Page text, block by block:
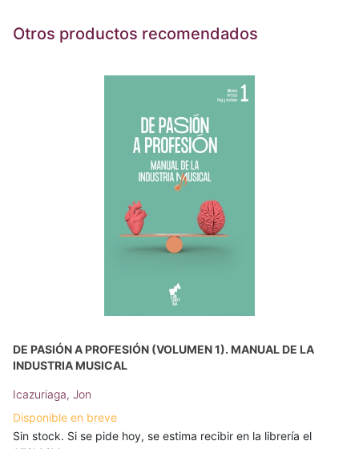
Otros productos recomendados
DE PASIÓN A PROFESIÓN (VOLUMEN 1). MANUAL DE LA
INDUSTRIA MUSICAL
Icazuriaga, Jon
Disponible en breve
Sin stock. Si se pide hoy, se estima recibir en la librería el